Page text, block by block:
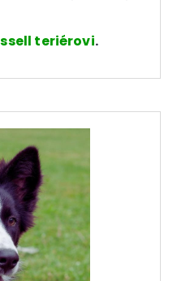
teriérovi.